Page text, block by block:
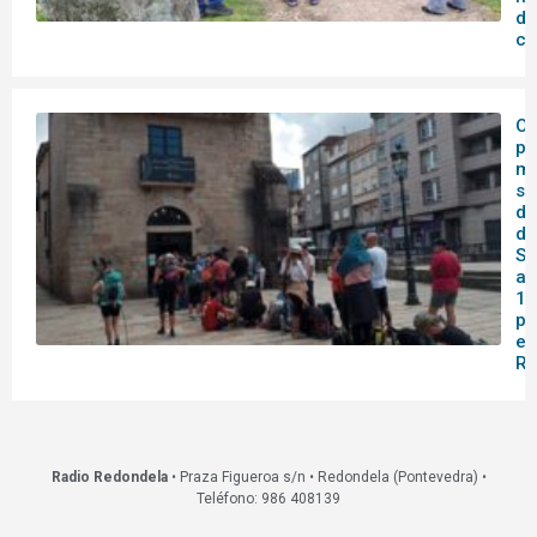
O
de
14
en
Radio Redondela• Praza Figueroa s/n • Redondela (Pontevedra) •
Teléfono: 986 408139